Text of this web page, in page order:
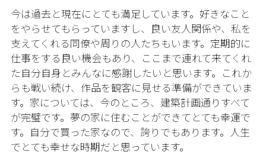
今は過去と現在にとても満足しています。好きなこと
をやらせてもらっていますし、良い友人関係や、私を
支えてくれる同僚や周りの人たちもいます。定期的に
仕事をする良い機会もあり、ここまで連れて来てくれ
た自分自身とみんなに感謝したいと思います。これか
らも戦い続け、作品を観客に見せる準備ができていま
す。家については、今のところ、建築計画通りすべて
が完璧です。夢の家に住むことができてとても幸運で
す。自分で買った家なので、誇りでもあります。人生
でとても幸せな時期だと思っています。